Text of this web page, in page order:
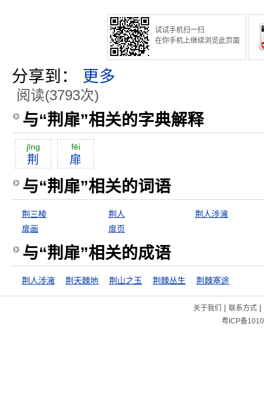
试试手机扫一扫
在你手机上继续浏览此页面
分享到： 更多
阅读(3793次)
与“荆扉”相关的字典解释
jīng
荆
fēi
扉
与“荆扉”相关的词语
荆三棱 荆人
荆人涉澭
扉画
扉页
与“荆扉”相关的成语
荆人涉澭 荆天棘地 荆山之玉 荆棘丛生 荆棘塞途
关于我们 | 联系方式|
粤ICP备